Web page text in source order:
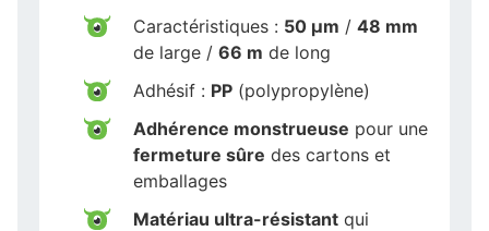
Caractéristiques : 50 µm / 48 mm
de large / 66 m de long
Adhésif : PP (polypropylène)
Adhérence monstrueuse pour une
fermeture sûre des cartons et
emballages
Matériau ultra-résistant qui